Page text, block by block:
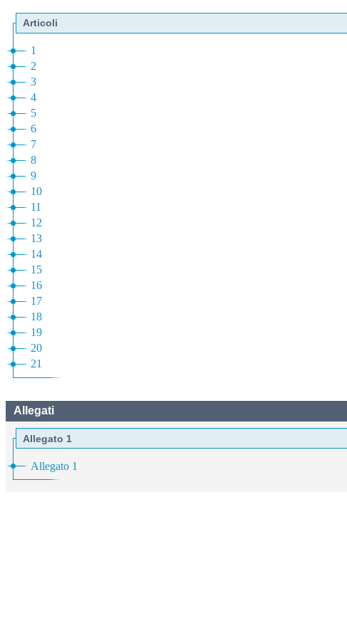
Articoli
1
2
3
4
5
6
7
8
9
10
11
12
13
14
15
16
17
18
19
20
21
Allegati
Allegato 1
Allegato 1